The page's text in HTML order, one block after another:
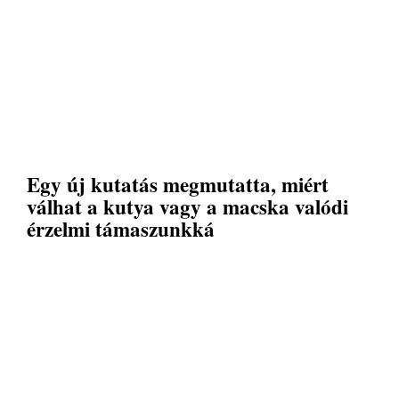
Egy új kutatás megmutatta, miért
válhat a kutya vagy a macska valódi
érzelmi támaszunkká